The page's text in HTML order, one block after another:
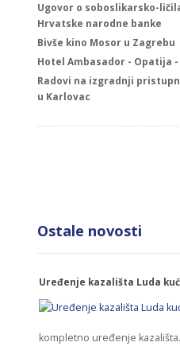
Ugovor o soboslikarsko-
Hrvatske narodne banke
Bivše kino Mosor u Zagrebu
Hotel Ambasador - Opatija
Radovi na izgradnji
u Karlovac
Ostale novosti
Uređenje kazališta Luda
kompletno uređenje